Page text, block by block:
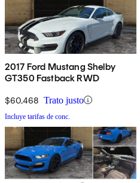
2017 Ford Mustang Shelby
GT350 Fastback RWD
$60,468 Trato justo
Incluye tarifas de conc.